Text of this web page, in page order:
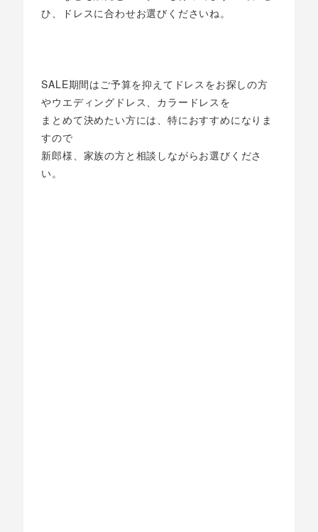
ひ、ドレスに合わせお選びくださいね。
SALE期間はご予算を抑えてドレスをお探しの方
やウエディングドレス、カラードレスを
まとめて決めたい方には、特におすすめになりま
すので
新郎様、家族の方と相談しながらお選びくださ
い。